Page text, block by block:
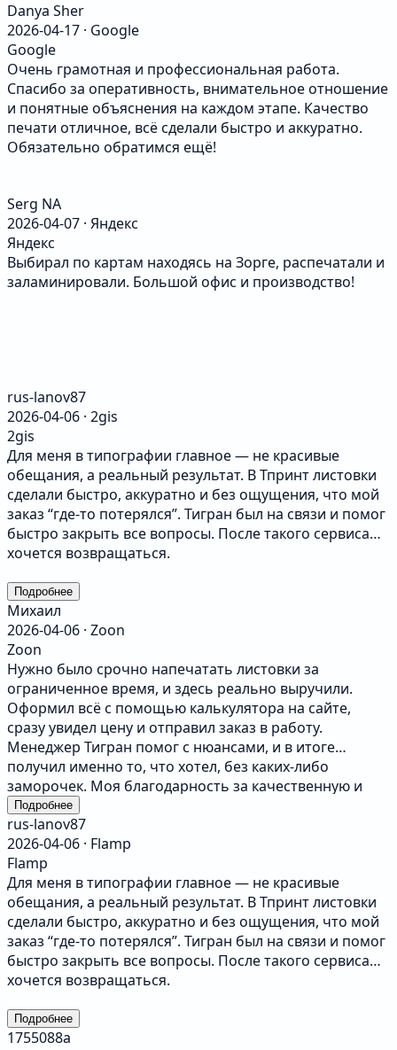
Danya Sher
2026-04-17 · Google
Google
Очень грамотная и профессиональная работа.
Спасибо за оперативность, внимательное отношение
и понятные объяснения на каждом этапе. Качество
печати отличное, всё сделали быстро и аккуратно.
Обязательно обратимся ещё!
Serg NA
2026-04-07 · Яндекс
Яндекс
Выбирал по картам находясь на Зорге, распечатали и
заламинировали. Большой офис и производство!
​rus-lanov87
2026-04-06 · 2gis
2gis
Для меня в типографии главное — не красивые
обещания, а реальный результат. В Тпринт листовки
сделали быстро, аккуратно и без ощущения, что мой
заказ “где-то потерялся”. Тигран был на связи и помог
быстро закрыть все вопросы. После такого сервиса
хочется возвращаться.
Подробнее
Михаил
2026-04-06 · Zoon
Zoon
Нужно было срочно напечатать листовки за
ограниченное время, и здесь реально выручили.
Оформил всё с помощью калькулятора на сайте,
сразу увидел цену и отправил заказ в работу.
Менеджер Тигран помог с нюансами, и в итоге
получил именно то, что хотел, без каких-либо
заморочек. Моя благодарность за качественную и
быструю работу.
Подробнее
rus-lanov87
2026-04-06 · Flamp
Flamp
Для меня в типографии главное — не красивые
обещания, а реальный результат. В Тпринт листовки
сделали быстро, аккуратно и без ощущения, что мой
заказ “где-то потерялся”. Тигран был на связи и помог
быстро закрыть все вопросы. После такого сервиса
хочется возвращаться.
Подробнее
1755088a